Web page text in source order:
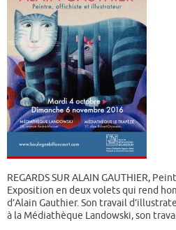
REGARDS SUR ALAIN GAUTHIER,
Exposition en deux volets qui rend
d’Alain Gauthier. Son travail
à la Médiathèque Landowski, son